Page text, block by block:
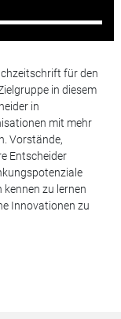
für den
in diesem
in
mit mehr
Vorstände,
Entscheider
zu lernen
Innovationen zu